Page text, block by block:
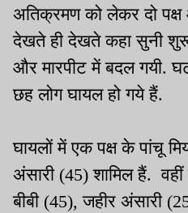
अतिक्रमण को लेकर दो
देखते ही देखते कहा सुनी
और मारपीट में बदल गयी.
छह लोग घायल हो गये हैं.
घायलों में एक पक्ष के पांचू
अंसारी (45) शामिल हैं.
बीबी (45), जहीर अंसारी